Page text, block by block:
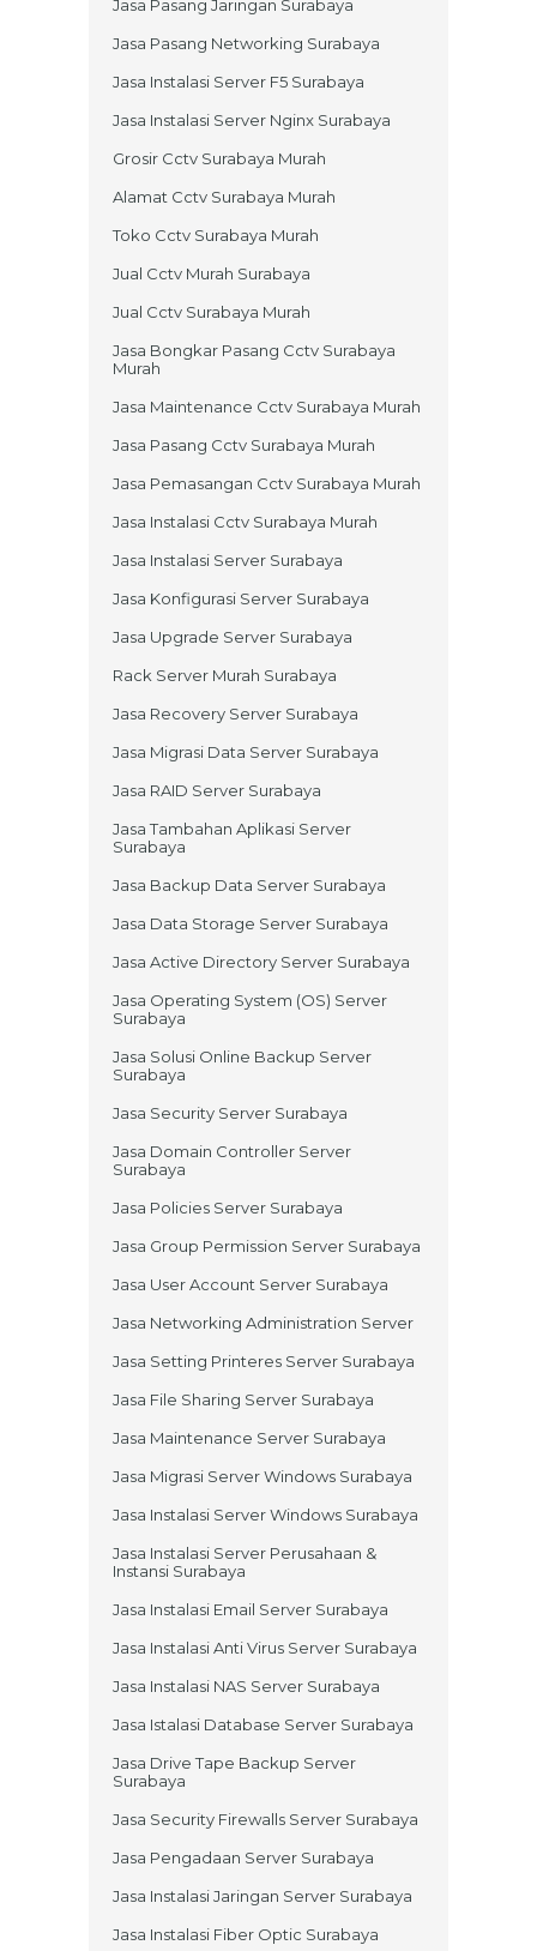
Jasa Pasang Jaringan Surabaya
Jasa Pasang Networking Surabaya
Jasa Instalasi Server F5 Surabaya
Jasa Instalasi Server Nginx Surabaya
Grosir Cctv Surabaya Murah
Alamat Cctv Surabaya Murah
Toko Cctv Surabaya Murah
Jual Cctv Murah Surabaya
Jual Cctv Surabaya Murah
Jasa Bongkar Pasang Cctv Surabaya
Murah
Jasa Maintenance Cctv Surabaya Murah
Jasa Pasang Cctv Surabaya Murah
Jasa Pemasangan Cctv Surabaya Murah
Jasa Instalasi Cctv Surabaya Murah
Jasa Instalasi Server Surabaya
Jasa Konfigurasi Server Surabaya
Jasa Upgrade Server Surabaya
Rack Server Murah Surabaya
Jasa Recovery Server Surabaya
Jasa Migrasi Data Server Surabaya
Jasa RAID Server Surabaya
Jasa Tambahan Aplikasi Server
Surabaya
Jasa Backup Data Server Surabaya
Jasa Data Storage Server Surabaya
Jasa Active Directory Server Surabaya
Jasa Operating System (OS) Server
Surabaya
Jasa Solusi Online Backup Server
Surabaya
Jasa Security Server Surabaya
Jasa Domain Controller Server
Surabaya
Jasa Policies Server Surabaya
Jasa Group Permission Server Surabaya
Jasa User Account Server Surabaya
Jasa Networking Administration Server
Jasa Setting Printeres Server Surabaya
Jasa File Sharing Server Surabaya
Jasa Maintenance Server Surabaya
Jasa Migrasi Server Windows Surabaya
Jasa Instalasi Server Windows Surabaya
Jasa Instalasi Server Perusahaan &
Instansi Surabaya
Jasa Instalasi Email Server Surabaya
Jasa Instalasi Anti Virus Server Surabaya
Jasa Instalasi NAS Server Surabaya
Jasa Istalasi Database Server Surabaya
Jasa Drive Tape Backup Server
Surabaya
Jasa Security Firewalls Server Surabaya
Jasa Pengadaan Server Surabaya
Jasa Instalasi Jaringan Server Surabaya
Jasa Instalasi Fiber Optic Surabaya